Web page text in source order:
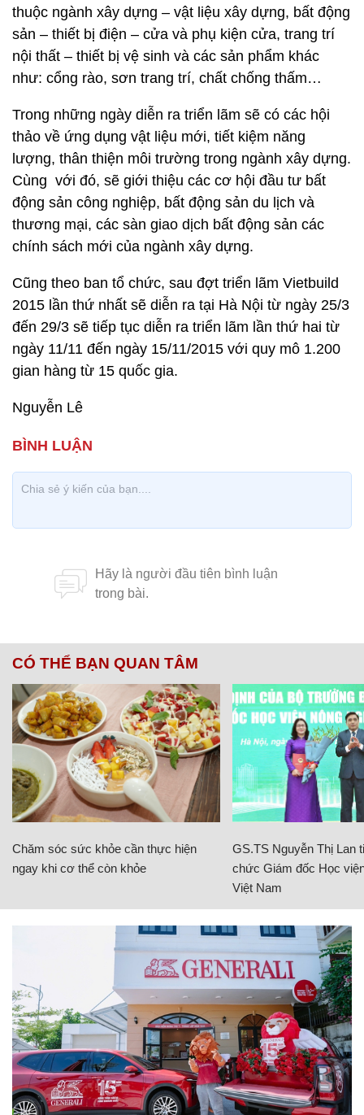
thuộc ngành xây dựng – vật liệu xây dựng, bất động
sản – thiết bị điện – cửa và phụ kiện cửa, trang trí
nội thất – thiết bị vệ sinh và các sản phẩm khác
như: cổng rào, sơn trang trí, chất chống thấm…
Trong những ngày diễn ra triển lãm sẽ có các hội
thảo về ứng dụng vật liệu mới, tiết kiệm năng
lượng, thân thiện môi trường trong ngành xây dựng.
Cùng với đó, sẽ giới thiệu các cơ hội đầu tư bất
động sản công nghiệp, bất động sản du lịch và
thương mại, các sàn giao dịch bất động sản các
chính sách mới của ngành xây dựng.
Cũng theo ban tổ chức, sau đợt triển lãm Vietbuild
2015 lần thứ nhất sẽ diễn ra tại Hà Nội từ ngày 25/3
đến 29/3 sẽ tiếp tục diễn ra triển lãm lần thứ hai từ
ngày 11/11 đến ngày 15/11/2015 với quy mô 1.200
gian hàng từ 15 quốc gia.
Nguyễn Lê
CÓ THỂ BẠN QUAN TÂM
Chăm sóc sức khỏe cần thực hiện
ngay khi cơ thể còn khỏe
GS.TS Nguyễn Thị Lan
chức Giám đốc Học
Việt Nam